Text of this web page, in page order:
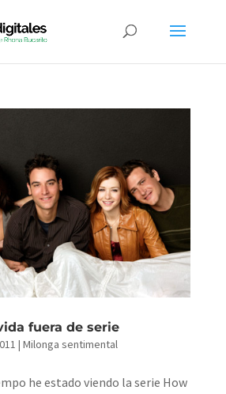
fuera de serie
| Milonga sentimental
he estado viendo la serie How